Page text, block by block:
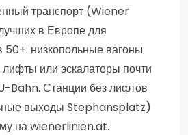
транспорт (Wiener
в Европе для
50+: низкопольные вагоны
или эскалаторы почти
Bahn. Станции без лифтов
выходы Stephansplatz)
на wienerlinien.at.